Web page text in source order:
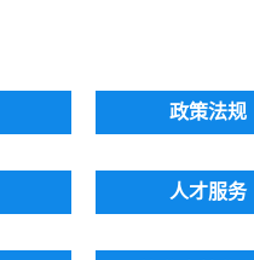
政策法规
人才服务